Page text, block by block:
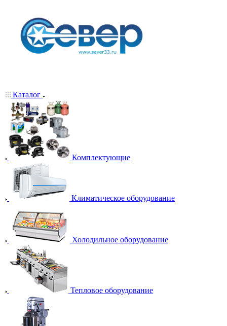
Каталог
Комплектующие
Климатическое оборудование
Холодильное оборудование
Тепловое оборудование